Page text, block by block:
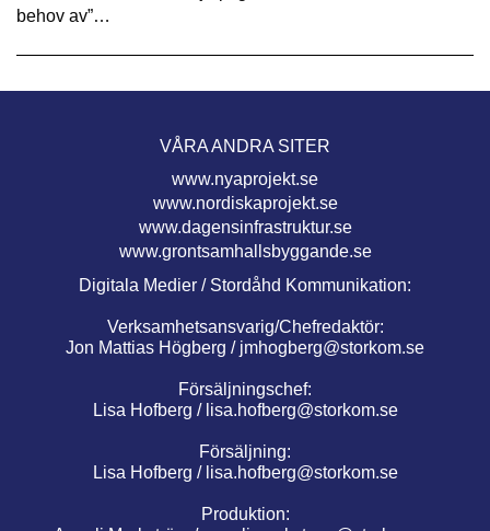
behov av”…
VÅRA ANDRA SITER
www.nyaprojekt.se
www.nordiskaprojekt.se
www.dagensinfrastruktur.se
www.grontsamhallsbyggande.se
Digitala Medier / Stordåhd Kommunikation:
Verksamhetsansvarig/Chefredaktör:
Jon Mattias Högberg / jmhogberg@storkom.se
Försäljningschef:
Lisa Hofberg / lisa.hofberg@storkom.se
Försäljning:
Lisa Hofberg / lisa.hofberg@storkom.se
Produktion: